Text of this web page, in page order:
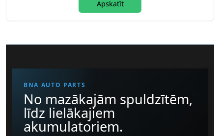
Apskatīt
BNA AUTO PARTS
No mazākajām spuldzītēm,
līdz lielākajiem
akumulatoriem.